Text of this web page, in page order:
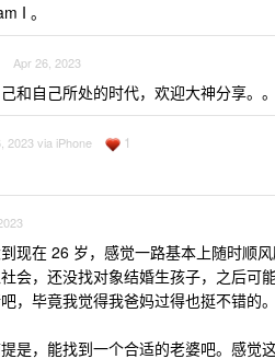
I 。
Apr 26, 2023
和自己所处的时代，欢迎大神分享。。
2023 via iPhone 1
现在 26 岁，感觉一路基本上随时顺风
会，还没找对象结婚生孩子，之后可
，毕竟我觉得我爸妈过得也挺不错的
是，能找到一个合适的老婆吧。感觉